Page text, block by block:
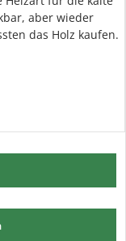
aber wieder
das Holz kaufen.